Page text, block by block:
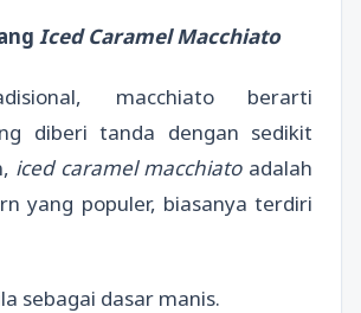
Iced Caramel Macchiato
macchiato berarti
diberi tanda dengan sedikit
iced caramel macchiatoadalah
yang populer, biasanya terdiri
sebagai dasar manis.